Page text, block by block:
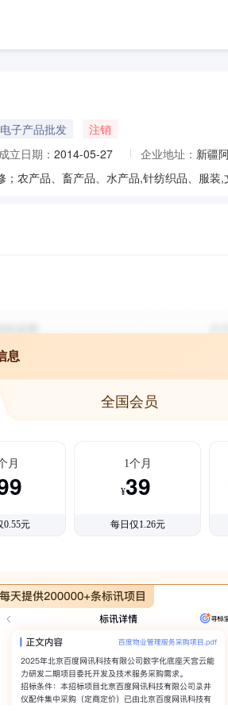
子产品批发
注销
成立日期： 2014-05-27 企业地址： 新疆
息
全国会员
月
0.55元
1个月
¥39
每日仅1.26元